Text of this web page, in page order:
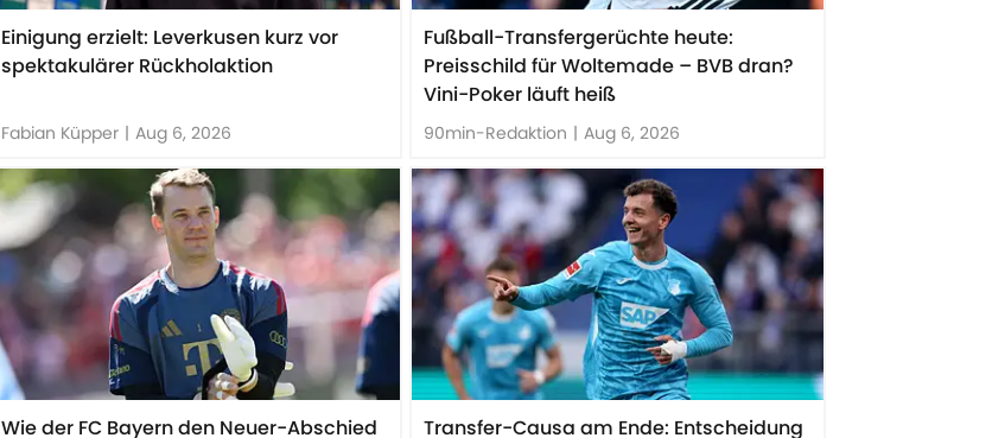
Einigung erzielt: Leverkusen kurz vor
spektakulärer Rückholaktion
Fabian Küpper | Aug 6, 2026
Fußball-Transfergerüchte heute:
Preisschild für Woltemade – BVB dran?
Vini-Poker läuft heiß
90min-Redaktion | Aug 6, 2026
Wie der FC Bayern den Neuer-Abschied
Transfer-Causa am Ende: Entscheidung